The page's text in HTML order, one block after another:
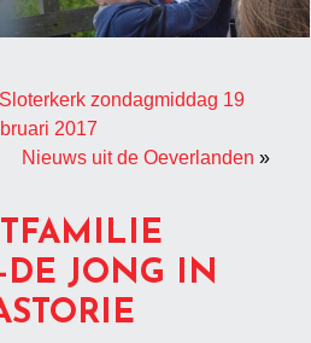
zondagmiddag 19
2017
Nieuws uit de Oeverlanden »
DE JONG IN